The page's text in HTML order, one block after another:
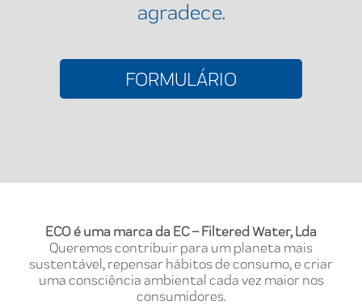
agradece.
FORMULÁRIO
ECO é uma marca da EC – Filtered Water, Lda
Queremos contribuir para um planeta mais
sustentável, repensar hábitos de consumo, e criar
uma consciência ambiental cada vez maior nos
consumidores.